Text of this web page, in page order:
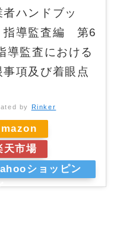
者ハンドブッ
導監査編 第6
導監査における
事項及び着眼点
by Rinker
天市場
ショッピン